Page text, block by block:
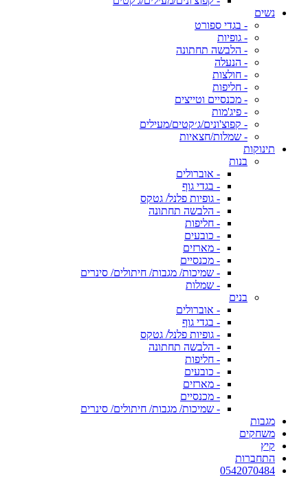
נשים
- בגדי ספורט
- גופיות
- הלבשה תחתונה
- הנעלה
- חולצות
- חליפות
- מכנסיים וטייצים
- פיג'מות
- קפוצ'ונים/ג׳קטים/מעילים
- שמלות/חצאיות
תינוקות
בנות
- אוברולים
- בגדי גוף
- גופיות פלנל/ גטקס
- הלבשה תחתונה
- חליפות
- כובעים
- מארזים
- מכנסיים
- שמיכות/ מגבות/ חיתולים/ סינרים
- שמלות
בנים
- אוברולים
- בגדי גוף
- גופיות פלנל/ גטקס
- הלבשה תחתונה
- חליפות
- כובעים
- מארזים
- מכנסיים
- שמיכות/ מגבות/ חיתולים/ סינרים
מגבות
משחקים
קיץ
התחברות
0542070484